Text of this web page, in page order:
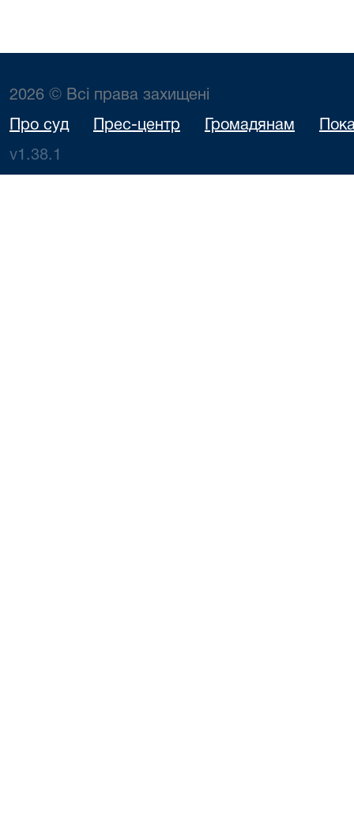
2026 © Всі права захищені
Про суд Прес-центр Громадянам
v1.38.1